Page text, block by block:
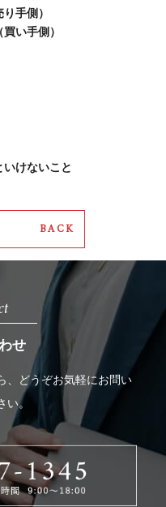
手側）
い手側）
けないこと
BACK
せ
、どうぞお気軽にお問い
。